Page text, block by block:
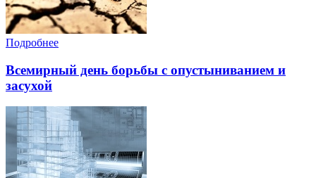
Подробнее
Всемирный день борьбы с опустыниванием и
засухой